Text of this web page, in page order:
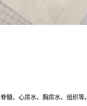
髓、心房水、胸房水、组织等。